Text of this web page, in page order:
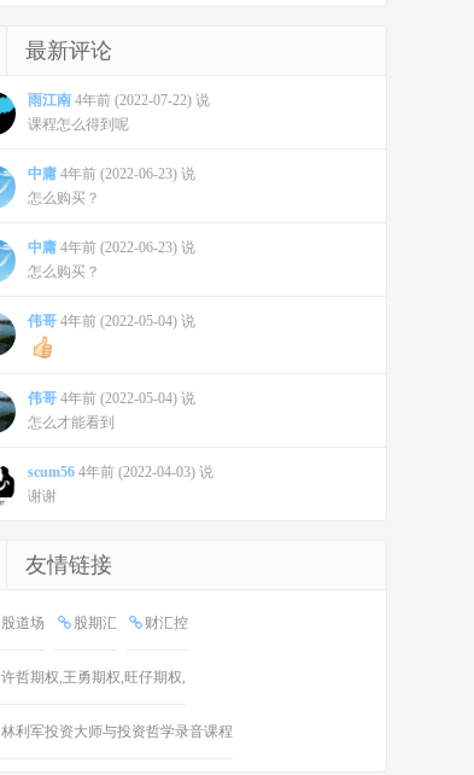
最新评论
雨江南 4年前 (2022-07-22) 说
课程怎么得到呢
中庸 4年前 (2022-06-23) 说
怎么购买？
中庸 4年前 (2022-06-23) 说
怎么购买？
伟哥 4年前 (2022-05-04) 说
伟哥 4年前 (2022-05-04) 说
怎么才能看到
scum56 4年前 (2022-04-03) 说
谢谢
友情链接
股道场 股期汇 财汇控
许哲期权,王勇期权,旺仔期权,
林利军投资大师与投资哲学录音课程